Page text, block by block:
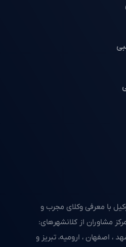
با معرفی وکلای مجرب و
مشاوران از کلانشهرهای:
، اصفهان ، ارومیه، تبریز و